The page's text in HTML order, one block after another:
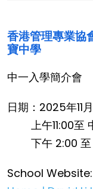
香港管理專業協
寶中學
中一入學簡介會
日期：2025年11
上午11:00至
下午 2:00
School Website: